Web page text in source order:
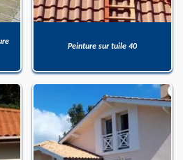
Peinture sur tuile 40